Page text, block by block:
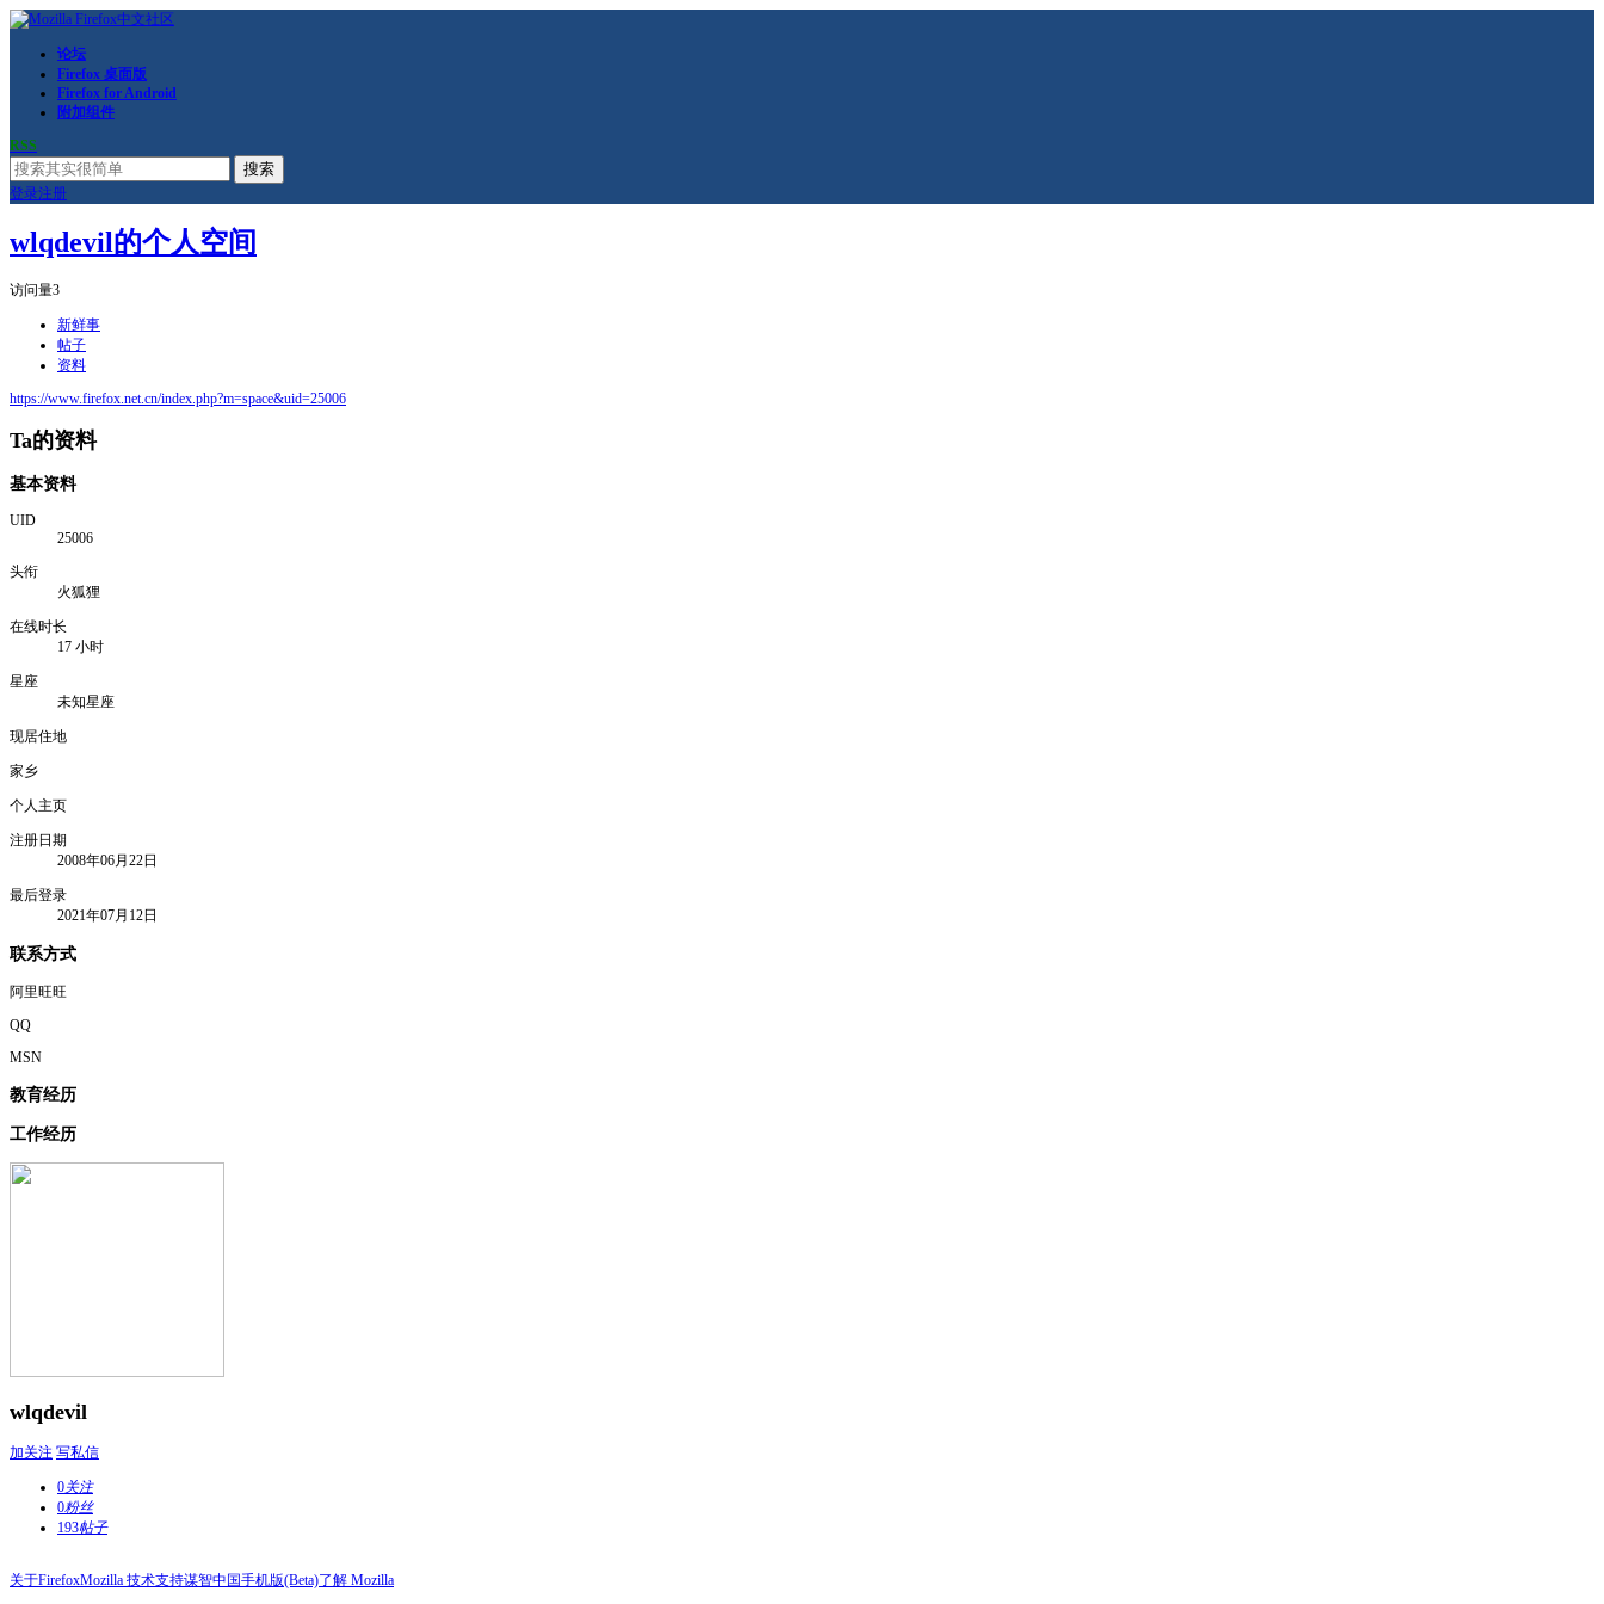
论坛
Firefox 桌面版
Firefox for Android
附加组件
RSS
搜索
登录注册
wlqdevil的个人空间
访问量3
新鲜事
帖子
资料
https://www.firefox.net.cn/index.php?m=space&uid=25006
Ta的资料
基本资料
UID
25006
头衔
火狐狸
在线时长
17 小时
星座
未知星座
现居住地
家乡
个人主页
注册日期
2008年06月22日
最后登录
2021年07月12日
联系方式
阿里旺旺
QQ
MSN
教育经历
工作经历
wlqdevil
加关注 写私信
0关注
0粉丝
193帖子
关于FirefoxMozilla 技术支持谋智中国手机版(Beta)了解 Mozilla